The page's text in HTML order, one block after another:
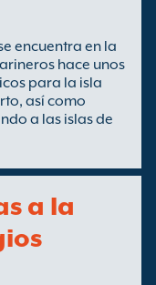
encuentra en la
hace unos
para la isla
así como
a las islas de
a la